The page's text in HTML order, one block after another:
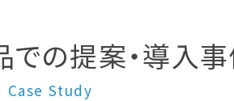
の提案・導入
Case Study